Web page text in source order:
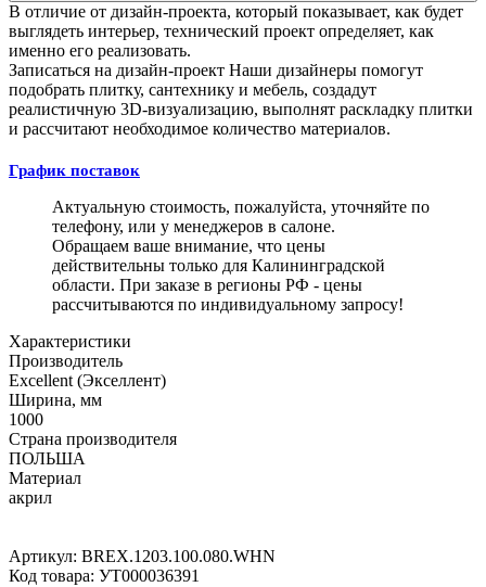
В отличие от дизайн-проекта, который показывает, как будет
выглядеть интерьер, технический проект определяет, как
именно его реализовать.
Записаться на дизайн-проект Наши дизайнеры помогут
подобрать плитку, сантехнику и мебель, создадут
реалистичную 3D-визуализацию, выполнят раскладку плитки
и рассчитают необходимое количество материалов.
График поставок
Актуальную стоимость, пожалуйста, уточняйте по
телефону, или у менеджеров в салоне.
Обращаем ваше внимание, что цены
действительны только для Калининградской
области. При заказе в регионы РФ - цены
рассчитываются по индивидуальному запросу!
Характеристики
Производитель
Excellent (Экселлент)
Ширина, мм
1000
Страна производителя
ПОЛЬША
Материал
акрил
Артикул: BREX.1203.100.080.WHN
Код товара: УТ000036391